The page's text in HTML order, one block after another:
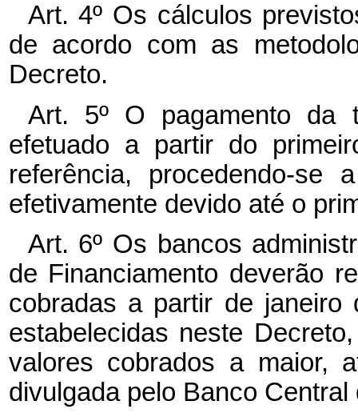
Art. 4º Os cálculos
de acordo com as
Decreto.
Art. 5º O pagamento da
efetuado a partir do
referência, procedendo-
efetivamente devido até o
Art. 6º Os bancos
de Financiamento deverão
cobradas a partir de janeiro
estabelecidas neste
valores cobrados a maior,
divulgada pelo Banco Central